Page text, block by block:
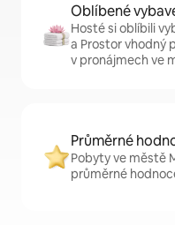
Oblíbené
Hosté si oblíbili
a Prostor vhodný
v pronájmech ve
Průměrné
Pobyty ve městě
průměrné